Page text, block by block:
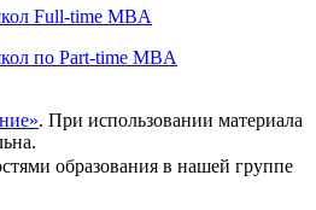
Full-time MBA
по Part-time MBA
. При использовании материала
образования в нашей группе